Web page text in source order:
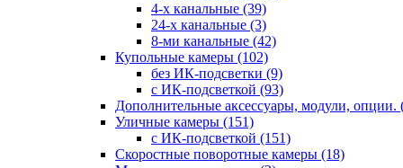
4-х канальные (39)
24-х канальные (3)
8-ми канальные (42)
Купольные камеры (102)
без ИК-подсветки (9)
с ИК-подсветкой (93)
Дополнительные аксессуары, модули, опции.
Уличные камеры (151)
с ИК-подсветкой (151)
Скоростные поворотные камеры (18)